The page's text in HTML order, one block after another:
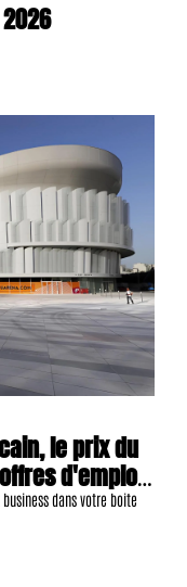
le prix du
d'emploi,
dans votre boite